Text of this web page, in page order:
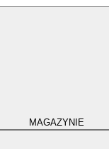
MAGAZYNIE